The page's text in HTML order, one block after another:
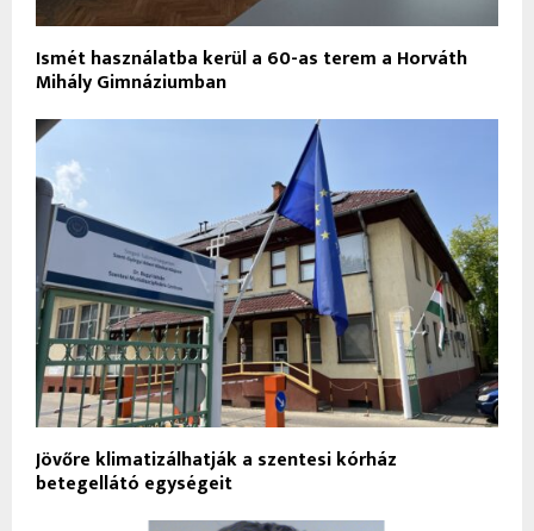
Ismét használatba kerül a 60-as terem a Horváth
Mihály Gimnáziumban
Jövőre klimatizálhatják a szentesi kórház
betegellátó egységeit